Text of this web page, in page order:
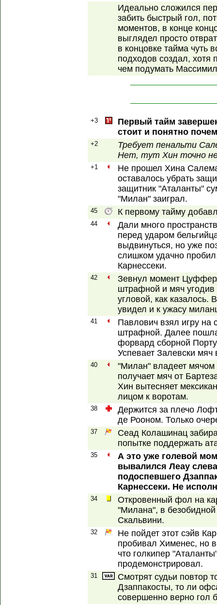
Идеально сложился
забить быстрый гол,
моментов, в конце
выглядел просто
в концовке тайма чуть
подходов создал, хотя
чем подумать
+3
Первый тайм
стоит и понятно
+2
Требует пенальти
Нет, тут Хин точно
+1
Не прошел Хина
оставалось убрать
защитник "Аталанты"
"Милан" заиграл.
45 К первому тайму
44
Дали много
перед ударом
выдвинуться, но уже
слишком удачно
Карнессеки.
42
Зевнул момент
штрафной и мяч угодив
угловой, как казалось.
увидел и к ужасу
41
Павлович взял игру на
штрафной. Далее
форвард сборной
Успевает Залевски мяч
40
"Милан" владеет
получает мяч от
Хин вытесняет
лицом к воротам.
38
Держится за плечо
де Рооном. Только
37
Сеад Колашинац
попытке поддержать
35
А это уже голевой
вывалился Леау
подоспевшего
Карнессеки. Не
34
Откровенный фол на
"Милана", в
Скальвини.
32
Не пойдет этот сэйв
пробивал Хименес, но
что голкипер
продемонстрировал.
31
Смотрят судьи повтор
Дзаппакосты, то ли
совершенно верно гол